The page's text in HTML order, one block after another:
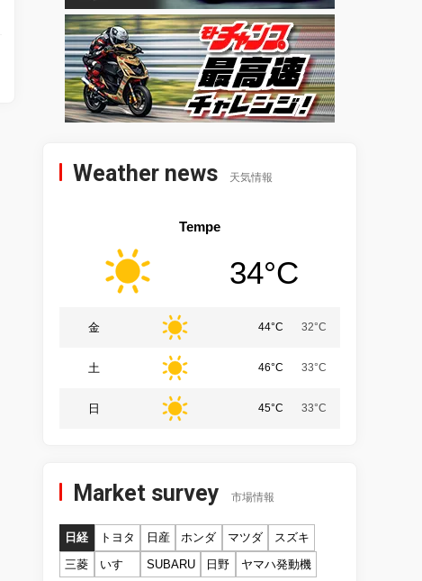
Weather news 天気情報
Tempe
34°C
金 44°C 32°C
土 46°C 33°C
日 45°C 33°C
Market survey 市場情報
日経 トヨタ 日産 ホンダ マツダ
スズキ
三菱
いすゞ SUBARU 日野 ヤマハ発動機